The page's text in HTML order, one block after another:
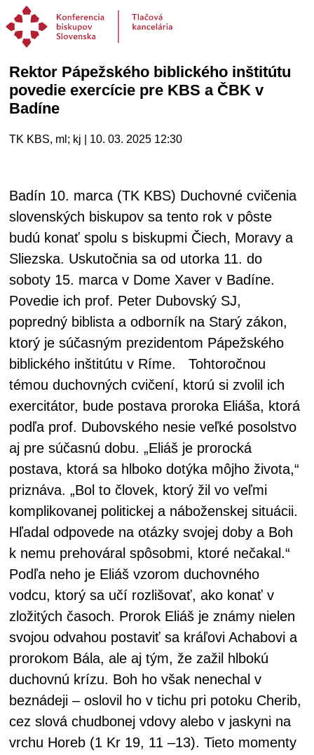
Rektor Pápežského biblického inštitútu
povedie exercície pre KBS a ČBK v
Badíne
TK KBS, ml; kj | 10. 03. 2025 12:30
Badín 10. marca (TK KBS) Duchovné cvičenia
slovenských biskupov sa tento rok v pôste
budú konať spolu s biskupmi Čiech, Moravy a
Sliezska. Uskutočnia sa od utorka 11. do
soboty 15. marca v Dome Xaver v Badíne.
Povedie ich prof. Peter Dubovský SJ,
popredný biblista a odborník na Starý zákon,
ktorý je súčasným prezidentom Pápežského
biblického inštitútu v Ríme. Tohtoročnou
témou duchovných cvičení, ktorú si zvolil ich
exercitátor, bude postava proroka Eliáša, ktorá
podľa prof. Dubovského nesie veľké posolstvo
aj pre súčasnú dobu. „Eliáš je prorocká
postava, ktorá sa hlboko dotýka môjho života,“
priznáva. „Bol to človek, ktorý žil vo veľmi
komplikovanej politickej a náboženskej situácii.
Hľadal odpovede na otázky svojej doby a Boh
k nemu prehováral spôsobmi, ktoré nečakal.“
Podľa neho je Eliáš vzorom duchovného
vodcu, ktorý sa učí rozlišovať, ako konať v
zložitých časoch. Prorok Eliáš je známy nielen
svojou odvahou postaviť sa kráľovi Achabovi a
prorokom Bála, ale aj tým, že zažil hlbokú
duchovnú krízu. Boh ho však nenechal v
beznádeji – oslovil ho v tichu pri potoku Cherib,
cez slová chudbonej vdovy alebo v jaskyni na
vrchu Horeb (1 Kr 19, 11 –13). Tieto momenty